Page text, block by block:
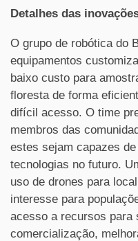
Detalhes das
O grupo de robótica do
equipamentos
baixo custo para
floresta de forma
difícil acesso. O time
membros das
estes sejam capazes
tecnologias no futuro.
uso de drones para
interesse para
acesso a recursos para
comercialização,